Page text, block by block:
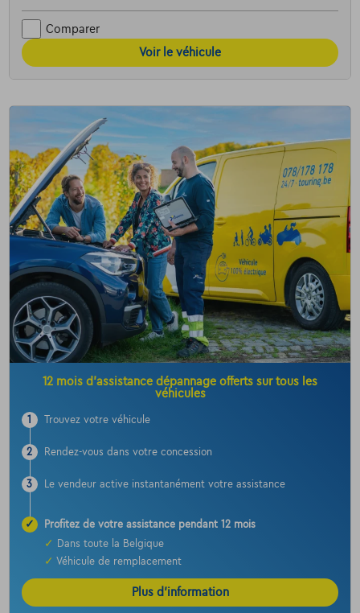
Comparer
Voir le véhicule
12 mois d’assistance dépannage offerts sur tous les
véhicules
1 Trouvez votre véhicule
2 Rendez-vous dans votre concession
3 Le vendeur active instantanément votre assistance
✓
Profitez de votre assistance pendant 12 mois
✓
Dans toute la Belgique
✓ Véhicule de remplacement
Plus d’information